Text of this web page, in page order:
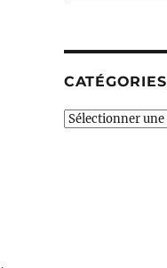
CATÉGORIES
Catégories